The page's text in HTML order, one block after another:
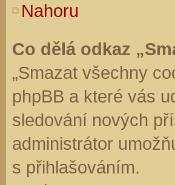
Nahoru
Co dělá odkaz
„Smazat všechny
phpBB a které vás
sledování nových
administrátor
s přihlašováním.